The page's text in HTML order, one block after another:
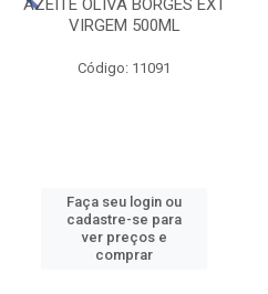
AZEITE OLIVA BORGES EXT
VIRGEM 500ML
Código: 11091
Faça seu login ou
cadastre-se para
ver preços e
comprar